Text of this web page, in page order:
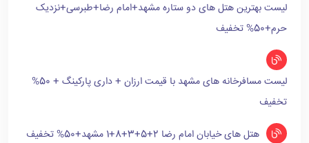
لیست بهترین هتل های دو ستاره مشهد+امام رضا+طبرسی+نزدیک
حرم+50% تخفیف
لیست مسافرخانه های مشهد با قیمت ارزان + داری پارکینگ + 50%
تخفیف
هتل های خیابان امام رضا 2+5+3+8+1 مشهد+50% تخفیف